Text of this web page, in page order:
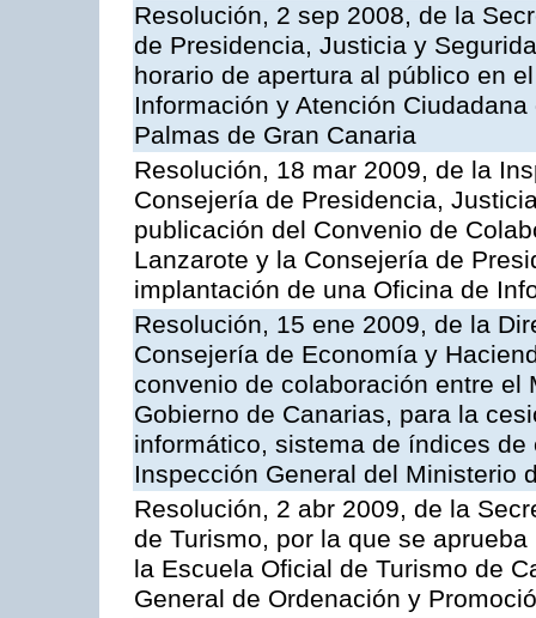
Resolución, 2 sep 2008, de la
de Presidencia, Justicia y
horario de apertura al público en
Información y Atención
Palmas de Gran Canaria
Resolución, 18 mar 2009, de la
Consejería de Presidencia,
publicación del Convenio de
Lanzarote y la Consejería de
implantación de una Oficina de
Resolución, 15 ene 2009, de la
Consejería de Economía y
convenio de colaboración entre
Gobierno de Canarias, para la
informático, sistema de índices
Inspección General del Ministerio
Resolución, 2 abr 2009, de la
de Turismo, por la que se
la Escuela Oficial de Turismo de
General de Ordenación y